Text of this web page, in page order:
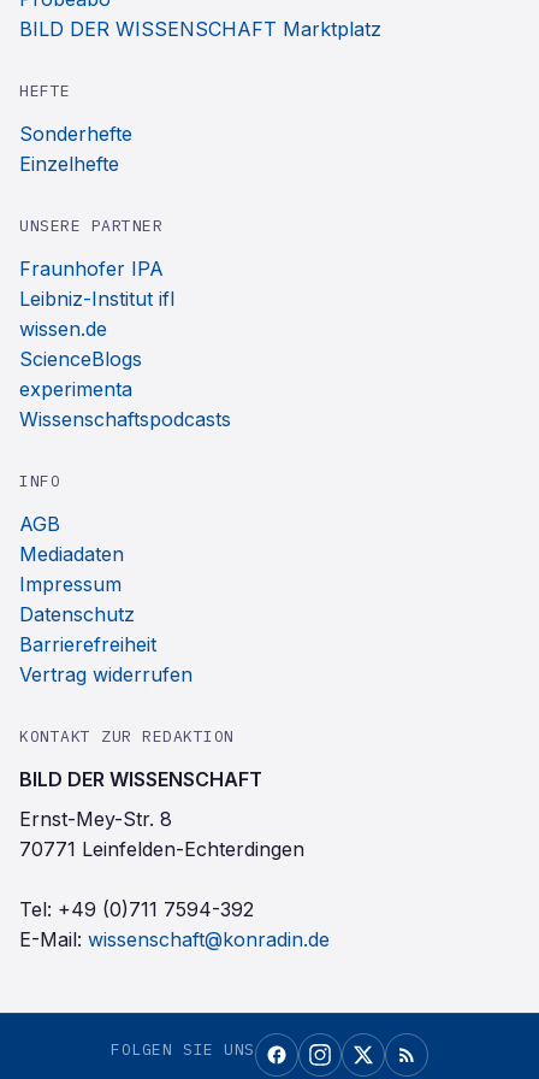
BILD DER WISSENSCHAFT Marktplatz
HEFTE
Sonderhefte
Einzelhefte
UNSERE PARTNER
Fraunhofer IPA
Leibniz-Institut ifl
wissen.de
ScienceBlogs
experimenta
Wissenschaftspodcasts
INFO
AGB
Mediadaten
Impressum
Datenschutz
Barrierefreiheit
Vertrag widerrufen
KONTAKT ZUR REDAKTION
BILD DER WISSENSCHAFT
Ernst-Mey-Str. 8
70771 Leinfelden-Echterdingen
Tel: +49 (0)711 7594-392
E-Mail: wissenschaft@konradin.de
FOLGEN SIE UNS